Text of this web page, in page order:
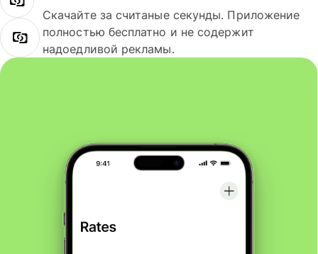
Скачайте за считаные секунды. Приложение
полностью бесплатно и не содержит
надоедливой рекламы.